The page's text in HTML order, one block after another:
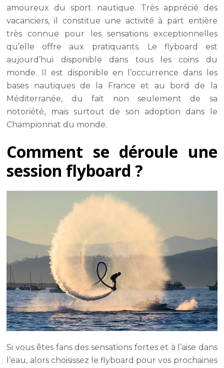
amoureux du sport nautique. Très apprécié des
vacanciers, il constitue une activité à part entière
très connue pour les sensations exceptionnelles
qu’elle offre aux pratiquants. Le flyboard est
aujourd’hui disponible dans tous les coins du
monde. Il est disponible en l’occurrence dans les
bases nautiques de la France et au bord de la
Méditerranée, du fait non seulement de sa
notoriété, mais surtout de son adoption dans le
Championnat du monde.
Comment se déroule une
session flyboard ?
Si vous êtes fans des sensations fortes et à l’aise dans
l’eau, alors choisissez le flyboard pour vos prochaines